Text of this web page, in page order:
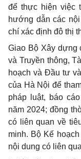
để thực hiện việc
hướng dẫn các
chí xác định đô thị
Giao Bộ Xây dựng
và Truyền thông,
hoạch và Đầu tư
của Hà Nội để
pháp luật, báo
năm 2024; đồng
có liên quan về
minh. Bộ Kế
nội dung có liên